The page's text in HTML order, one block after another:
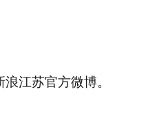
江苏官方微博。